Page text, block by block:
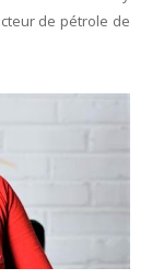
de pétrole de